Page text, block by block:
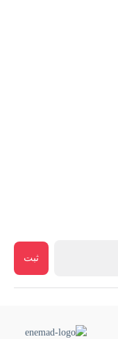
ثبت